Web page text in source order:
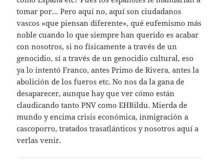
tomar por… Pero aquí no, aquí son ciudadanos
vascos «que piensan diferente», qué eufemismo más
noble cuando lo que siempre han querido es acabar
con nosotros, si no físicamente a través de un
genocidio, sí a través de un genocidio cultural, eso
ya lo intentó Franco, antes Primo de Rivera, antes la
abolición de los fueros etc. No nos da la gana de
desaparecer, aunque hay que ver cómo están
claudicando tanto PNV como EHBildu. Mierda de
mundo y encima crisis económica, inmigración a
cascoporro, tratados trasatlánticos y nosotros aquí a
verlas venir.